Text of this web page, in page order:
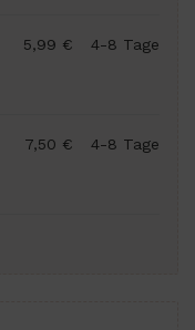
4-8 Tage
5,99 €
4-8 Tage
7,50 €